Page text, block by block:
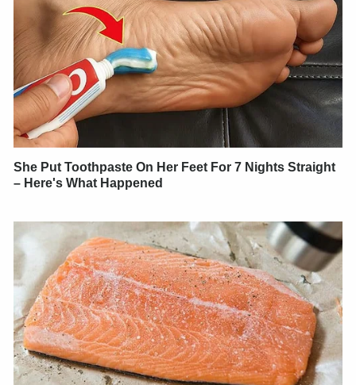
She Put Toothpaste On Her Feet For 7 Nights Straight
– Here's What Happened